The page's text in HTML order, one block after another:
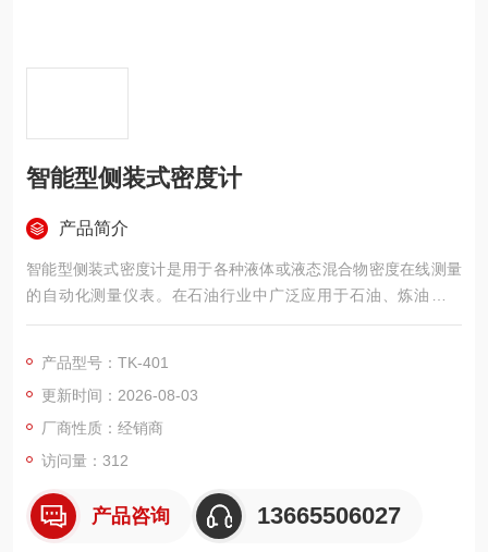
智能型侧装式密度计
产品简介
智能型侧装式密度计是用于各种液体或液态混合物密度在线测量
的自动化测量仪表。在石油行业中广泛应用于石油、炼油、调
油、油水界面的检测；在食品工业生产现场用于葡萄汁、番茄
绿浆、白浆及碱溶液密度的检测；在化工领域还用于清洁剂、乙
二醇、碳酸、尿素及聚合物密度的检测；它还广泛用于制药行
业、奶制品行业、采矿业等等。
产品型号：TK-401
更新时间：2026-08-03
厂商性质：经销商
访问量：312
产品咨询 13665506027